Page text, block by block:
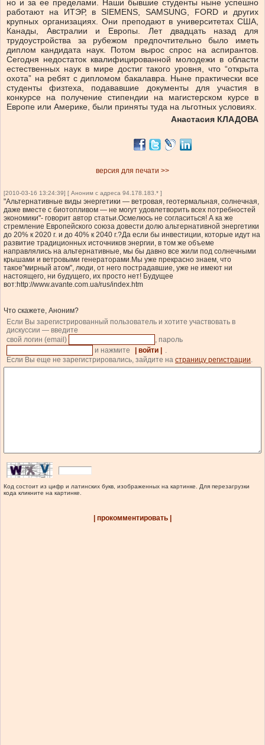
но и за ее пределами. Наши бывшие студенты ныне успешно
работают на ИТЭР, в SIEMENS, SAMSUNG, FORD и других
крупных организациях. Они преподают в университетах США,
Канады, Австралии и Европы. Лет двадцать назад для
трудоустройства за рубежом предпочтительно было иметь
диплом кандидата наук. Потом вырос спрос на аспирантов.
Сегодня недостаток квалифицированной молодежи в области
естественных наук в мире достиг такого уровня, что “открыта
охота” на ребят с дипломом бакалавра. Ныне практически все
студенты физтеха, подававшие документы для участия в
конкурсе на получение стипендии на магистерском курсе в
Европе или Америке, были приняты туда на льготных условиях.
Анастасия КЛАДОВА
версия для печати >>
[2010-03-16 13:24:39] [ Аноним с адреса 94.178.183.* ]
"Альтернативные виды энергетики — ветровая, геотермальная, солнечная,
даже вместе с биотопливом — не могут удовлетворить всех потребностей
экономики"- говорит автор статьи.Осмелюсь не согласиться! А ка же
стремление Европейского союза довести долю альтернативной энергетики
до 20% к 2020 г. и до 40% к 2040 г.?Да если бы инвестиции, которые идут на
развитие традиционных источников энергии, в том же объеме
направлялись на альтернативные, мы бы давно все жили под солнечными
крышами и ветровыми генераторами.Мы уже прекрасно знаем, что
такое"мирный атом", люди, от него пострадавшие, уже не имеют ни
настоящего, ни будущего, их просто нет! Будущее
вот:http://www.avante.com.ua/rus/index.htm
Что скажете, Аноним?
Если Вы зарегистрированный пользователь и хотите участвовать в
дискуссии — введите
свой логин (email)
, пароль
и нажмите
| войти |
.
Если Вы еще не зарегистрировались, зайдите на страницу регистрации.
Код состоит из цифр и латинских букв, изображенных на картинке. Для перезагрузки
кода кликните на картинке.
| прокомментировать |